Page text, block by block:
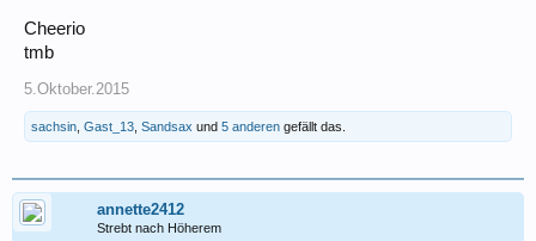
Cheerio
tmb
5.Oktober.2015
sachsin Gast_13 Sandsax und 5 anderen gefällt das.
annette2412
Strebt nach Höherem